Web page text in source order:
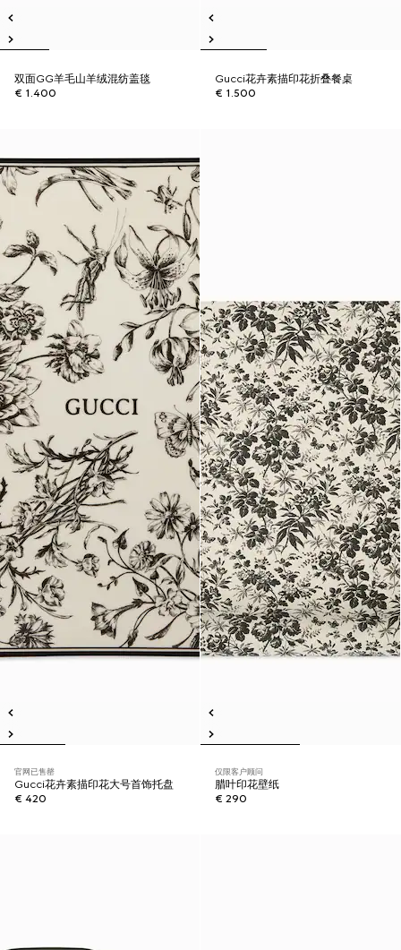
双面GG羊毛山羊绒混纺盖毯
€ 1.400
Gucci花卉素描印花折叠餐桌
€ 1.500
官网已售罄
Gucci花卉素描印花大号首饰托盘
€ 420
仅限客户顾问
腊叶印花壁纸
€ 290